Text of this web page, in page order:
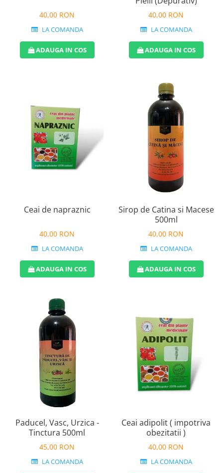
40,00 RON
LA COMANDA
ADAUGA IN COS
40,00 RON
LA COMANDA
ADAUGA IN COS
Ceai de napraznic
40,00 RON
LA COMANDA
ADAUGA IN COS
Sirop de Catina si Macese
500ml
40,00 RON
LA COMANDA
ADAUGA IN COS
Paducel, Vasc, Urzica -
Tinctura 500ml
45,00 RON
LA COMANDA
Ceai adipolit ( impotriva
obezitatii )
40,00 RON
LA COMANDA